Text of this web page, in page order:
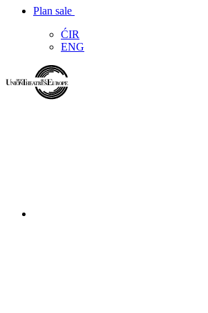
Plan sale
ĆIR
ENG